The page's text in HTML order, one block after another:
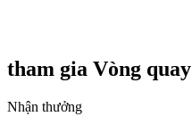
tham gia Vòng quay
Nhận thưởng